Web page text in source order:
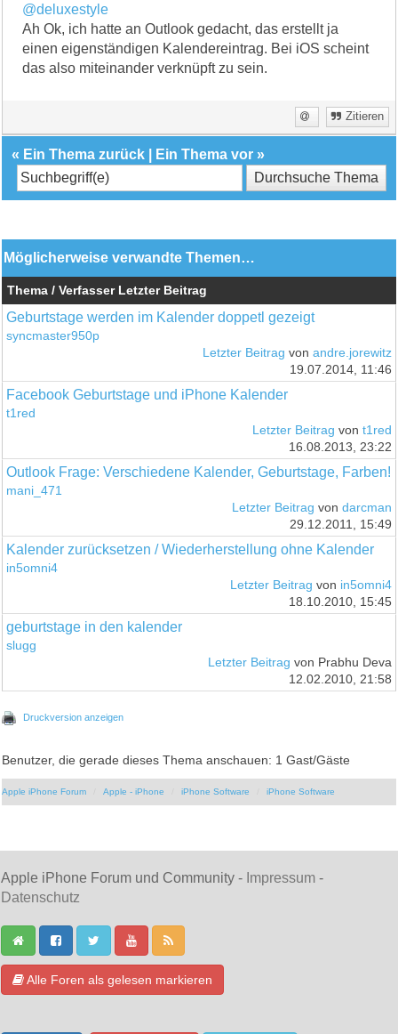
@deluxestyle
Ah Ok, ich hatte an Outlook gedacht, das erstellt ja
einen eigenständigen Kalendereintrag. Bei iOS scheint
das also miteinander verknüpft zu sein.
Zitieren
« Ein Thema zurück Ein Thema vor »
Möglicherweise verwandte Themen…
Thema / Verfasser Letzter Beitrag
Geburtstage werden im Kalender doppetl gezeigt
syncmaster950p
Letzter Beitrag von andre.jorewitz
19.07.2014, 11:46
Facebook Geburtstage und iPhone Kalender
t1red
Letzter Beitrag von t1red
16.08.2013, 23:22
Outlook Frage: Verschiedene Kalender, Geburtstage, Farben!
mani_471
Letzter Beitrag von darcman
29.12.2011, 15:49
Kalender zurücksetzen / Wiederherstellung ohne Kalender
in5omni4
Letzter Beitrag von in5omni4
18.10.2010, 15:45
geburtstage in den kalender
slugg
Letzter Beitrag von Prabhu Deva
12.02.2010, 21:58
Druckversion anzeigen
Benutzer, die gerade dieses Thema anschauen: 1 Gast/Gäste
Apple iPhone Forum Apple - iPhone iPhone Software iPhone Software
Apple iPhone Forum und Community - Impressum -
Datenschutz
Alle Foren als gelesen markieren